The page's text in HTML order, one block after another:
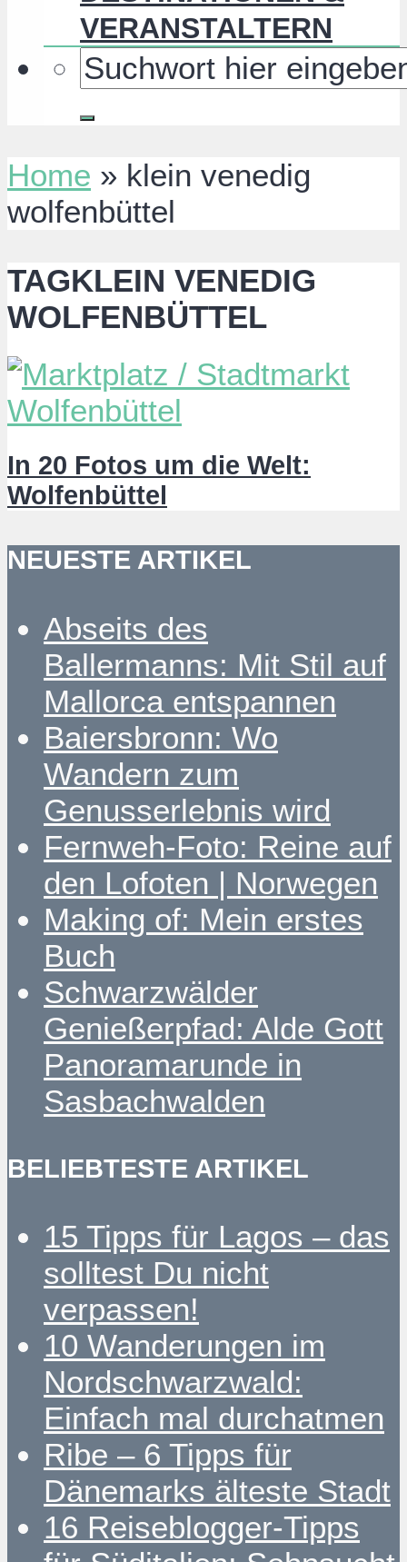
VERANSTALTERN
Home » klein venedig
wolfenbüttel
TAGKLEIN VENEDIG
WOLFENBÜTTEL
In 20 Fotos um die Welt:
Wolfenbüttel
NEUESTE ARTIKEL
Abseits des
Ballermanns: Mit Stil auf
Mallorca entspannen
Baiersbronn: Wo
Wandern zum
Genusserlebnis wird
Fernweh-Foto: Reine auf
den Lofoten | Norwegen
Making of: Mein erstes
Buch
Schwarzwälder
Genießerpfad: Alde Gott
Panoramarunde in
Sasbachwalden
BELIEBTESTE ARTIKEL
15 Tipps für Lagos – das
solltest Du nicht
verpassen!
10 Wanderungen im
Nordschwarzwald:
Einfach mal durchatmen
Ribe – 6 Tipps für
Dänemarks älteste Stadt
16 Reiseblogger-Tipps